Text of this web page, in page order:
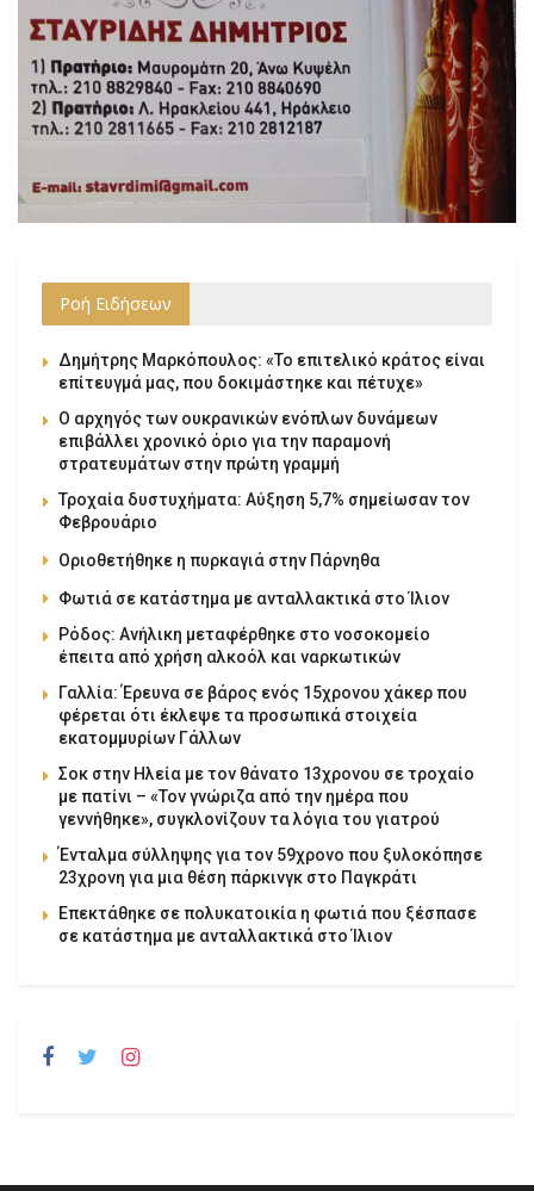
Ροή Ειδήσεων
Δημήτρης Μαρκόπουλος: «Το επιτελικό κράτος είναι
επίτευγμά μας, που δοκιμάστηκε και πέτυχε»
Ο αρχηγός των ουκρανικών ενόπλων δυνάμεων
επιβάλλει χρονικό όριο για την παραμονή
στρατευμάτων στην πρώτη γραμμή
Τροχαία δυστυχήματα: Αύξηση 5,7% σημείωσαν τον
Φεβρουάριο
Οριοθετήθηκε η πυρκαγιά στην Πάρνηθα
Φωτιά σε κατάστημα με ανταλλακτικά στο Ίλιον
Ρόδος: Ανήλικη μεταφέρθηκε στο νοσοκομείο
έπειτα από χρήση αλκοόλ και ναρκωτικών
Γαλλία: Έρευνα σε βάρος ενός 15χρονου χάκερ που
φέρεται ότι έκλεψε τα προσωπικά στοιχεία
εκατομμυρίων Γάλλων
Σοκ στην Ηλεία με τον θάνατο 13χρονου σε τροχαίο
με πατίνι – «Τον γνώριζα από την ημέρα που
γεννήθηκε», συγκλονίζουν τα λόγια του γιατρού
Ένταλμα σύλληψης για τον 59χρονο που ξυλοκόπησε
23χρονη για μια θέση πάρκινγκ στο Παγκράτι
Επεκτάθηκε σε πολυκατοικία η φωτιά που ξέσπασε
σε κατάστημα με ανταλλακτικά στο Ίλιον